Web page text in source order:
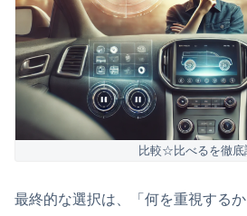
比較☆比べるを徹底
最終的な選択は、「何を重視する